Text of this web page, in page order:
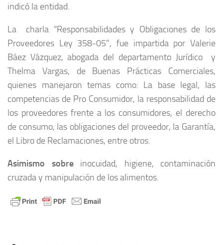
indicó la entidad.
La charla “Responsabilidades y Obligaciones de los
Proveedores Ley 358-05”, fue impartida por Valerie
Báez Vázquez, abogada del departamento Jurídico y
Thelma Vargas, de Buenas Prácticas Comerciales,
quienes manejaron temas como: La base legal, las
competencias de Pro Consumidor, la responsabilidad de
los proveedores frente a los consumidores, el derecho
de consumo, las obligaciones del proveedor, la Garantía,
el Libro de Reclamaciones, entre otros.
Asimismo sobreinocuidad, higiene, contaminación
cruzada y manipulación de los alimentos.